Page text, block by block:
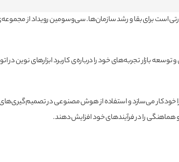
است برای بقا و رشد سازمان‌ها. سی‌وسومین رویداد از
بازار تجربه‌های خود را درباره‌ی کاربرد ابزارهای نوین
خودکار می‌سازد و استفاده از هوش مصنوعی در
را در فرآیندهای خود افزایش دهند.